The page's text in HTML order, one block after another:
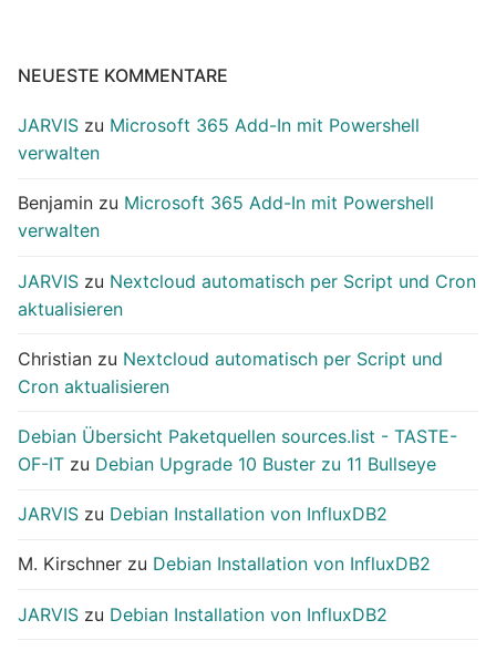
NEUESTE KOMMENTARE
JARVIS zu Microsoft 365 Add-In mit Powershell
verwalten
Benjamin zu Microsoft 365 Add-In mit Powershell
verwalten
JARVIS zu Nextcloud automatisch per Script und Cron
aktualisieren
Christian zu Nextcloud automatisch per Script und
Cron aktualisieren
Debian Übersicht Paketquellen sources.list - TASTE-
OF-IT zu Debian Upgrade 10 Buster zu 11 Bullseye
JARVIS zu Debian Installation von InfluxDB2
M. Kirschner zu Debian Installation von InfluxDB2
JARVIS zu Debian Installation von InfluxDB2